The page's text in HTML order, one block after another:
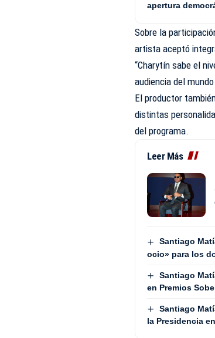
apertura
Sobre la
artista aceptó
“Charytín sabe el
audiencia del
El productor
distintas
del programa.
Leer Más
Santiago
ocio» para los
Santiago
en Premios
Santiago
la Presidencia